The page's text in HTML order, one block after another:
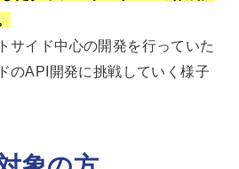
サイド中心の開発を行っていた
のAPI開発に挑戦していく様子